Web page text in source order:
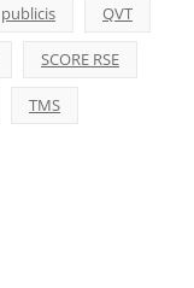
publicis QVT
SCORE RSE
TMS